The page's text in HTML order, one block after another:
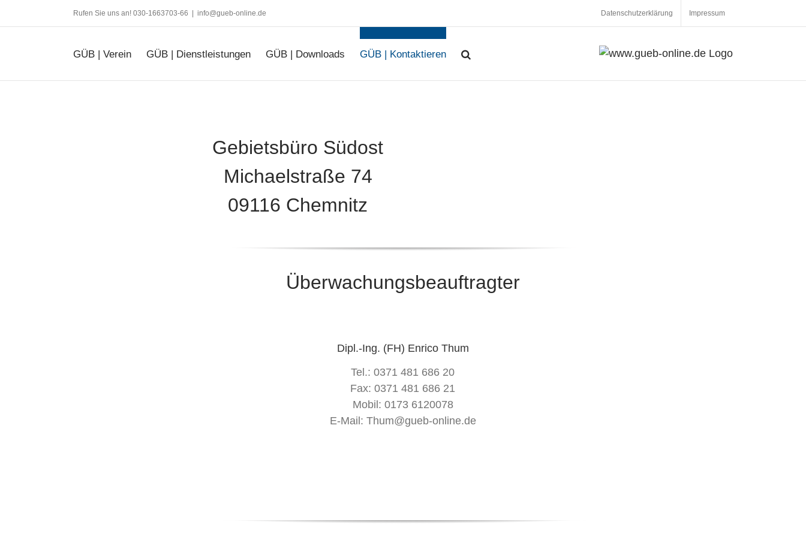
Inhalt
Rufen Sie uns an! 030-1663703-66 info@gueb-online.de Datenschutzerklärung Impressum
GÜB | Verein GÜB | Dienstleistungen GÜB | Downloads GÜB | Kontaktieren
Gebietsbüro Südost
Michaelstraße 74
09116 Chemnitz
Überwachungsbeauftragter
Dipl.-Ing. (FH) Enrico Thum
Tel.: 0371 481 686 20
Fax: 0371 481 686 21
Mobil: 0173 6120078
E-Mail: Thum@gueb-online.de